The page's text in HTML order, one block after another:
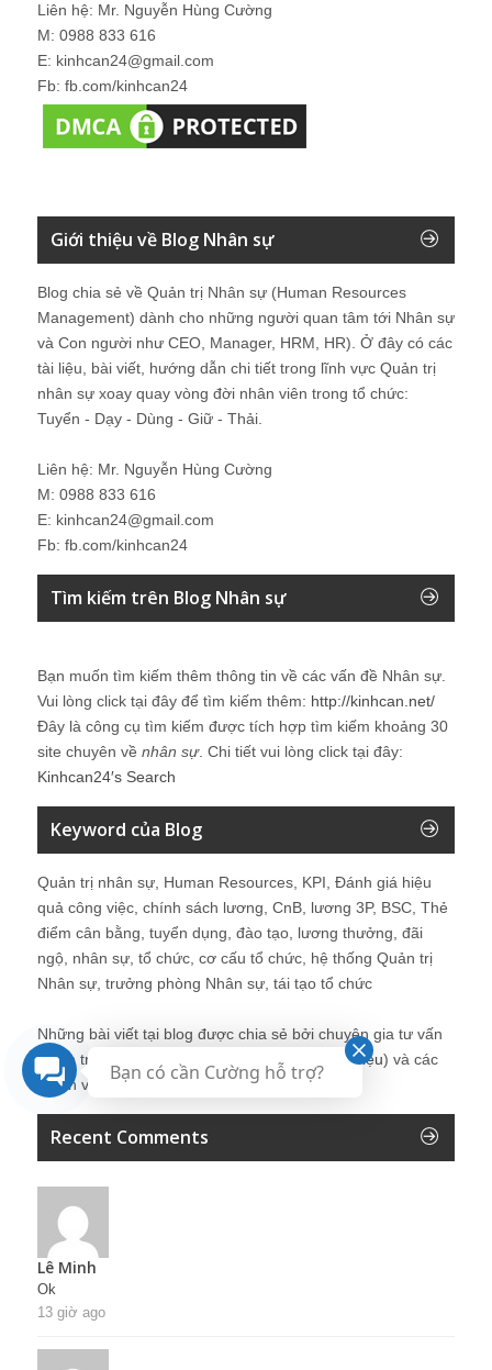
Liên hệ: Mr. Nguyễn Hùng Cường
M: 0988 833 616
E: kinhcan24@gmail.com
Fb: fb.com/kinhcan24
Giới thiệu về Blog Nhân sự
Blog chia sẻ về Quản trị Nhân sự (Human Resources
Management) dành cho những người quan tâm tới Nhân sự
và Con người như CEO, Manager, HRM, HR). Ở đây có các
tài liệu, bài viết, hướng dẫn chi tiết trong lĩnh vực Quản trị
nhân sự xoay quay vòng đời nhân viên trong tổ chức:
Tuyển - Dạy - Dùng - Giữ - Thải.
Liên hệ: Mr. Nguyễn Hùng Cường
M: 0988 833 616
E: kinhcan24@gmail.com
Fb: fb.com/kinhcan24
Tìm kiếm trên Blog Nhân sự
Bạn muốn tìm kiếm thêm thông tin về các vấn đề Nhân sự
Vui lòng click tại đây để tìm kiếm thêm: http://kinhcan.net/
Đây là công cụ tìm kiếm được tích hợp tìm kiếm khoảng 30
site chuyên về nhân sự. Chi tiết vui lòng click tại đây:
Kinhcan24′s Search
Keyword của Blog
Quản trị nhân sự, Human Resources, KPI, Đánh giá hiệu
quả công việc, chính sách lương, CnB, lương 3P, BSC, Thẻ
điểm cân bằng, tuyển dụng, đào tạo, lương thưởng, đãi
ngộ, nhân sự, tổ chức, cơ cấu tổ chức, hệ thống Quản trị
Nhân sự, trưởng phòng Nhân sự, tái tạo tổ chức
Những bài viết tại blog được chia sẻ bởi chuyên gia tư vấn
Quản trị Nhân sự Nguyễn Hùng Cường (
giới thiệu) và các
thành viên khác trong cộng đồng Nhân sự.
Recent Comments
Lê Minh
Ok
13 giờ ago
Bạn có cần Cường hỗ trợ?